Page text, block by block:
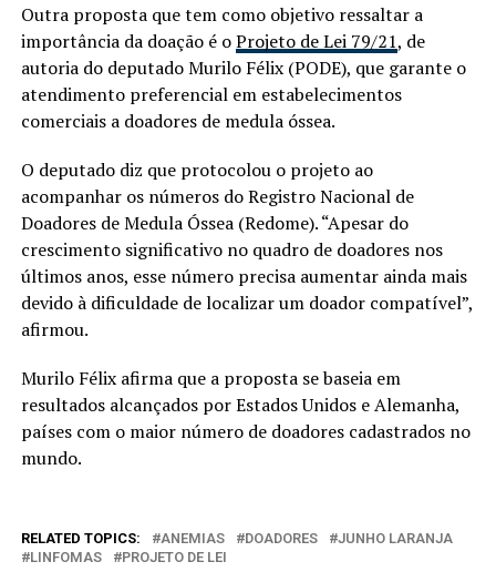
Outra proposta que tem como objetivo ressaltar a
importância da doação é oProjeto de Lei 79/21, de
autoria do deputado Murilo Félix (PODE), que garante o
atendimento preferencial em estabelecimentos
comerciais a doadores de medula óssea.
O deputado diz que protocolou o projeto ao
acompanhar os números do Registro Nacional de
Doadores de Medula Óssea (Redome). “Apesar do
crescimento significativo no quadro de doadores nos
últimos anos, esse número precisa aumentar ainda mais
devido à dificuldade de localizar um doador compatível”,
afirmou.
Murilo Félix afirma que a proposta se baseia em
resultados alcançados por Estados Unidos e Alemanha,
países com o maior número de doadores cadastrados no
mundo.
RELATED TOPICS: ANEMIAS DOADORES
JUNHO LARANJA
LINFOMAS
PROJETO DE LEI